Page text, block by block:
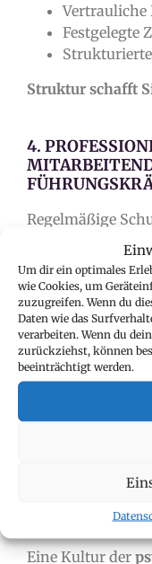
Um dir ein optimales
wie Cookies, um
zuzugreifen. Wenn du
Daten wie das
verarbeiten. Wenn du
zurückziehst, können
beeinträchtigt werden.
Festgelegte
Struktur schafft
4.
Regelmäßige
E-
Trainings
mit
Workshops
Gemeinsames
5.
Eine Kultur der